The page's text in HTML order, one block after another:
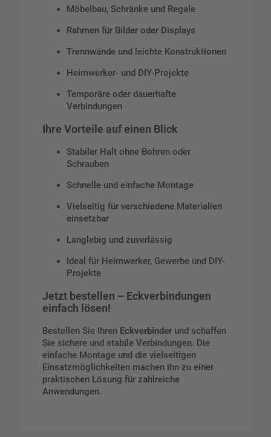
Möbelbau, Schränke und Regale
Rahmen für Bilder oder Displays
Trennwände und leichte Konstruktionen
Heimwerker- und DIY-Projekte
Temporäre oder dauerhafte
Verbindungen
Ihre Vorteile auf einen Blick
Stabiler Halt ohne Bohren oder
Schrauben
Schnelle und einfache Montage
Vielseitig für verschiedene Materialien
einsetzbar
Langlebig und zuverlässig
Ideal für Heimwerker, Gewerbe und DIY-
Projekte
Jetzt bestellen – Eckverbindungen
einfach lösen!
Bestellen Sie Ihren Eckverbinder und schaffen
Sie sichere und stabile Verbindungen. Die
einfache Montage und die vielseitigen
Einsatzmöglichkeiten machen ihn zu einer
praktischen Lösung für zahlreiche
Anwendungen.